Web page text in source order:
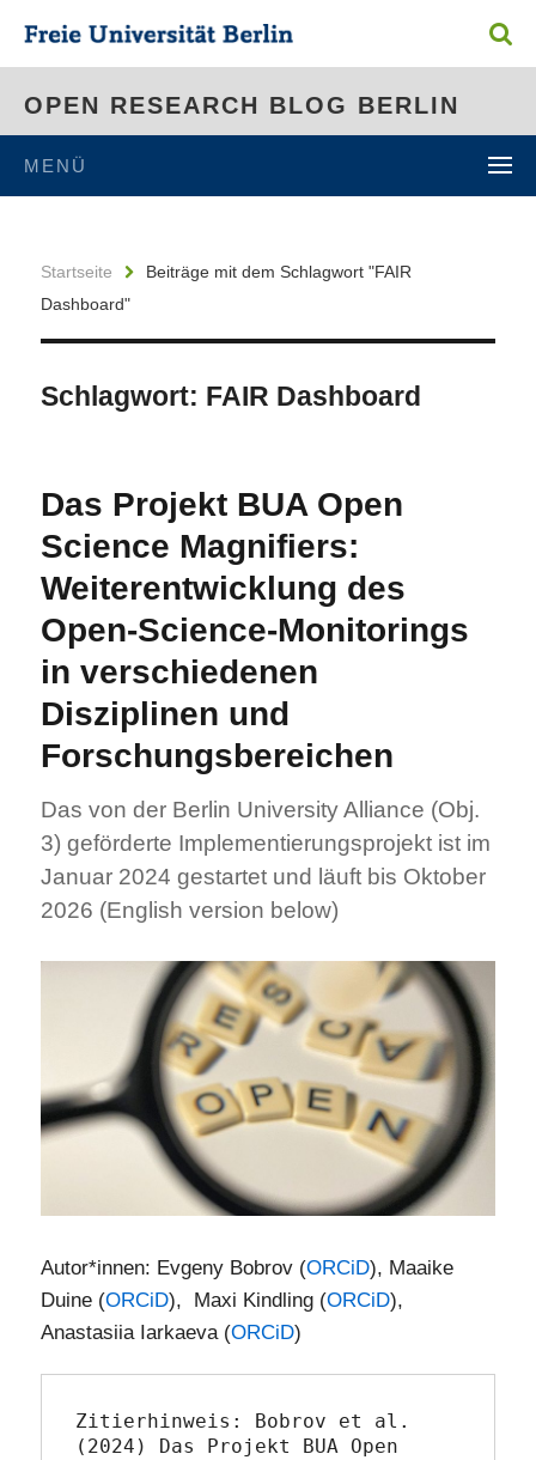
OPEN RESEARCH BLOG BERLIN
MENÜ
Startseite
Beiträge mit dem Schlagwort "FAIR
Dashboard"
Schlagwort: FAIR Dashboard
Das Projekt BUA Open
Science Magnifiers:
Weiterentwicklung des
Open-Science-Monitorings
in verschiedenen
Disziplinen und
Forschungsbereichen
Das von der Berlin University Alliance (Obj.
3) geförderte Implementierungsprojekt ist im
Januar 2024 gestartet und läuft bis Oktober
2026 (English version below)
Autor*innen: Evgeny Bobrov (ORCiD), Maaike
Duine (ORCiD), Maxi Kindling (ORCiD),
Anastasiia Iarkaeva (ORCiD)
Zitierhinweis: Bobrov et al.
(2024) Das Projekt BUA Open